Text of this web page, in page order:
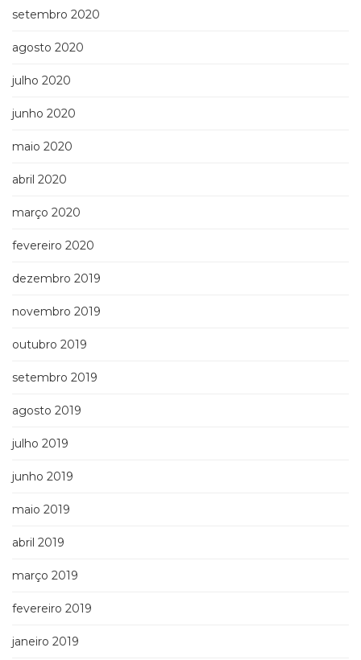
setembro 2020
agosto 2020
julho 2020
junho 2020
maio 2020
abril 2020
março 2020
fevereiro 2020
dezembro 2019
novembro 2019
outubro 2019
setembro 2019
agosto 2019
julho 2019
junho 2019
maio 2019
abril 2019
março 2019
fevereiro 2019
janeiro 2019